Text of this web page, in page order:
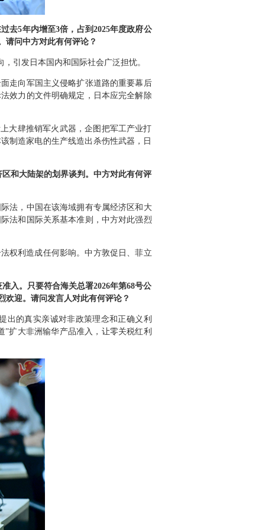
去5年内增至3倍，占到2025年度政府公
请问中方对此有何评论？
引发日本国内和国际社会广泛担忧。
走向军国主义侵略扩张道路的重要幕后
效力的文件明确规定，日本应完全解除
大肆推销军火武器，企图把军工产业打
制造家电的生产线造出杀伤性武器，日
和大陆架的划界谈判。中方对此有何评
法，中国在该海域拥有专属经济区和大
法和国际关系基本准则，中方对此强烈
权利造成任何影响。中方敦促日、菲立
入。只要符合海关总署2026年第68号公
欢迎。请问发言人对此有何评论？
出的真实亲诚对非政策理念和正确义利
扩大非洲输华产品准入，让零关税红利